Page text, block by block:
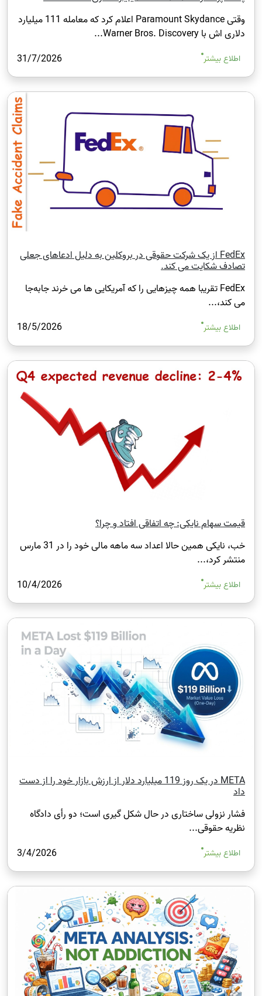
وقتی Paramount Skydance اعلام کرد که معامله 111 میلیارد
دلاری اش با Warner Bros. Discovery...
اطلاع بیشتر 31/7/2026
FedEx از یک شرکت حقوقی در بروکلین به دلیل ادعاهای جعلی
تصادف شکایت می‌ کند.
FedEx تقریبا همه چیزهایی را که آمریکایی‌ ها می ‌خرند جابه‌جا
می‌ کند،...
اطلاع بیشتر 18/5/2026
قیمت سهام نایکی: چه اتفاقی افتاد و چرا؟
خب، نایکی همین حالا اعداد سه‌ ماهه مالی خود را در 31 مارس
منتشر کرد،...
اطلاع بیشتر 10/4/2026
META در یک روز 119 میلیارد دلار از ارزش بازار خود را از دست
داد
فشار نزولی ساختاری در حال شکل‌ گیری است؛ دو رأی دادگاه
نظریه حقوقی...
اطلاع بیشتر 3/4/2026